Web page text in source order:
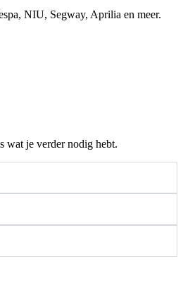
NIU, Segway, Aprilia en meer.
wat je verder nodig hebt.